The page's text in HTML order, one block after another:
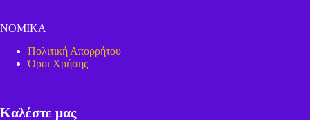
ΝΟΜΙΚΑ
Πολιτική Απορρήτου
Όροι Χρήσης
Καλέστε μας